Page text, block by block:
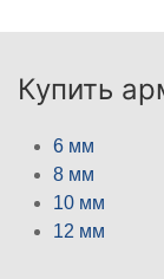
Купить
6 мм
8 мм
10 мм
12 мм